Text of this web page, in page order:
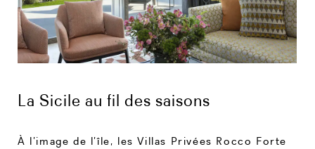
La Sicile au fil des saisons
À l’image de l’île, les Villas Privées Rocco Forte